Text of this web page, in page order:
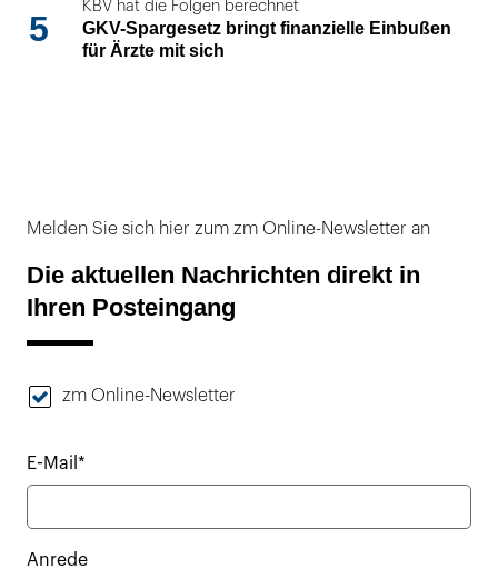
5
KBV hat die Folgen berechnet
GKV-Spargesetz bringt finanzielle Einbußen
für Ärzte mit sich
Melden Sie sich hier zum zm Online-Newsletter an
Die aktuellen Nachrichten direkt in
Ihren Posteingang
zm Online-Newsletter
E-Mail*
Anrede